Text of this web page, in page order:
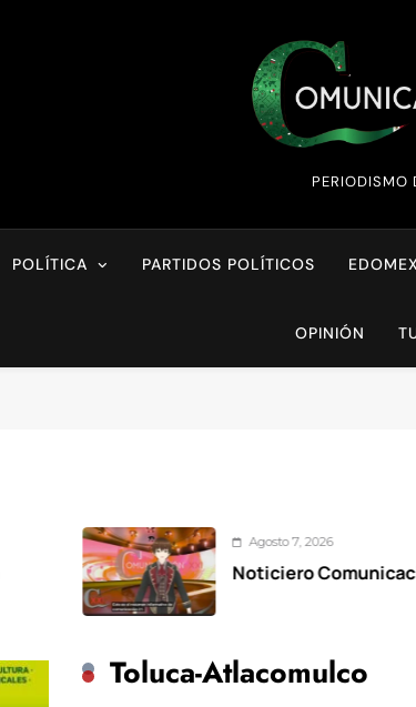
PERIODISMO
POLÍTICA PARTIDOS POLÍTICOS EDOMEX
OPINIÓN
Agosto 7, 2026
Noticiero Comunicación XXI 07-
Toluca-Atlacomulco